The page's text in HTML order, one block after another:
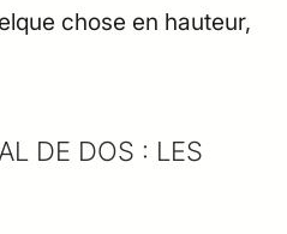
chose en hauteur,
DE DOS : LES